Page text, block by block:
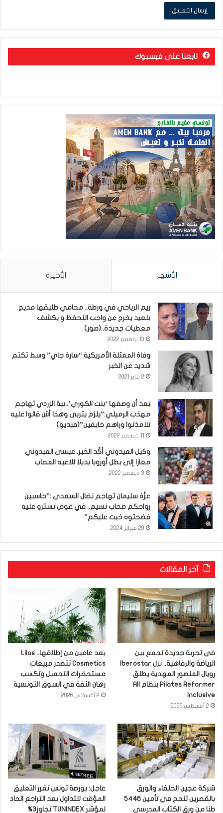
تابعنا على فيسبوك
الأشهر الأخيرة
ريم الرياحي في ورطة.. محامي طليقها مديح
بلعيد يخرج عن واجب التحفظ و يكشف
معطيات جديدة..(صور)
13 نوفمبر 2022
وفاة الممثلة الأمريكية “سارة جاي” وسط تكتم
شديد عن الخبر
2 يناير 2021
بعد أن وصفها ‘بنت الكوري’..بية الزردي تهاجم
مهذب الرميلي:”يلزم يتربى وهذا أش قالوا عليه
تلامذتوا وراهم خايفين”(فيديو)
وكيل العيدوني أكّد الخبر..عيسى العيدوني
معارا إلى بطل أوروبا بديلا للاعبه المصاب
3 ديسمبر 2022
عزّة سليمان تهاجم نضال السعدي :”حاسبين
رواحكم صحاب نسيم.. في عوض تسترو عليه
فضحتوه خيت عليكم”
29 فبراير 2024
آخر المقالات
في تجربة جديدة تجمع بين
رويال المنصور المهدية يطلق
Pilates Reformer بنظام All
Inclusive
2 أغسطس 2026
بعد عامين من إطلاقها.. Lilas
Cosmetics تتصدر مبيعات
مستحضرات التجميل وتكسب
رهان الثقة في السوق التونسية
2 أغسطس 2026
شركة عجين الحلفاء والورق
بالقصرين تنجح في تأمين 5446
طنا من ورق الكتاب المدرسي
عاجل: بورصة تونس تقرر التعليق
المؤقت للتداول بعد التراجع الحاد
لمؤشر TUNINDEX تجاوز3%